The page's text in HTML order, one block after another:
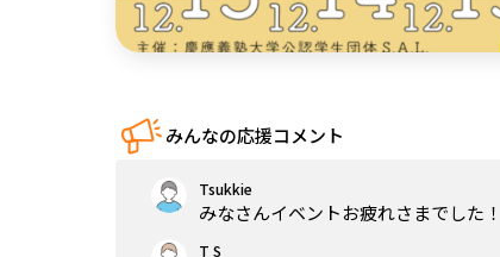
みんなの応援コメント
Tsukkie
みなさんイベントお疲れさまでした！
T S